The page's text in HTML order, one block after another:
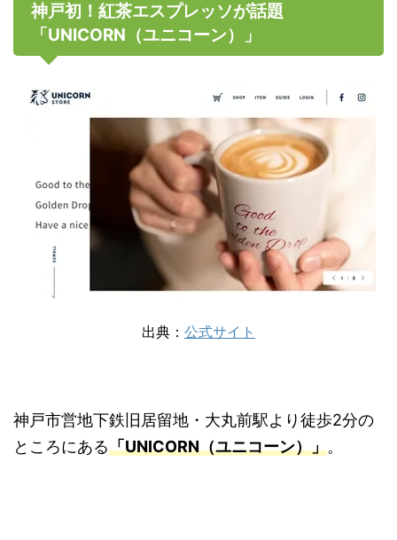
神戸初！紅茶エスプレッソが話題
「UNICORN（ユニコーン）」
出典： 公式サイト
神戸市営地下鉄旧居留地・大丸前駅より徒歩2分の
ところにある「UNICORN（ユニコーン）」。